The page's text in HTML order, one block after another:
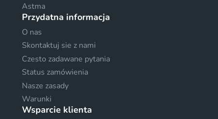
Astma
Przydatna informacja
O nas
Skontaktuj sie z nami
Czesto zadawane pytania
Status zamówienia
Nasze zasady
Warunki
Wsparcie klienta